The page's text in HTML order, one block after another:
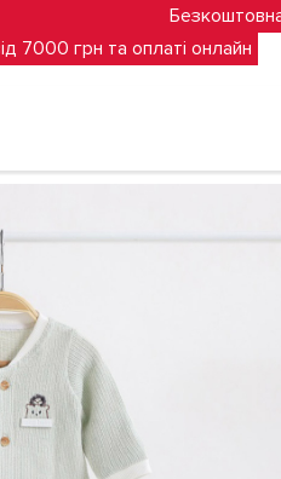
7000 грн та оплаті онлайн